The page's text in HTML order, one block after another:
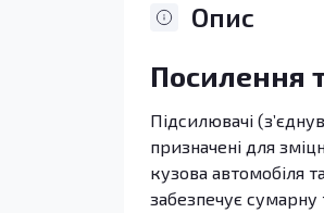
Опис
Посилення
Підсилювачі
призначені для
кузова автомобіля
забезпечує сумарну